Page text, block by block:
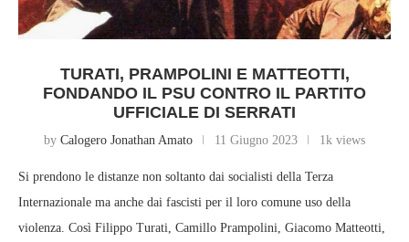
TURATI, PRAMPOLINI E MATTEOTTI,
FONDANDO IL PSU CONTRO IL PARTITO
UFFICIALE DI SERRATI
by Calogero Jonathan Amato 11 Giugno 2023 1k views
Si prendono le distanze non soltanto dai socialisti della Terza
Internazionale ma anche dai fascisti per il loro comune uso della
violenza. Così Filippo Turati, Camillo Prampolini, Giacomo Matteotti,